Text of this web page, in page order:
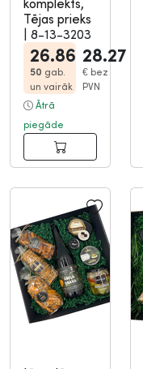
komplekts,
Tējas prieks
8-13-3203
26.86
50 gab.
un vairāk
28.27
€ bez
PVN
Ātrā
piegāde